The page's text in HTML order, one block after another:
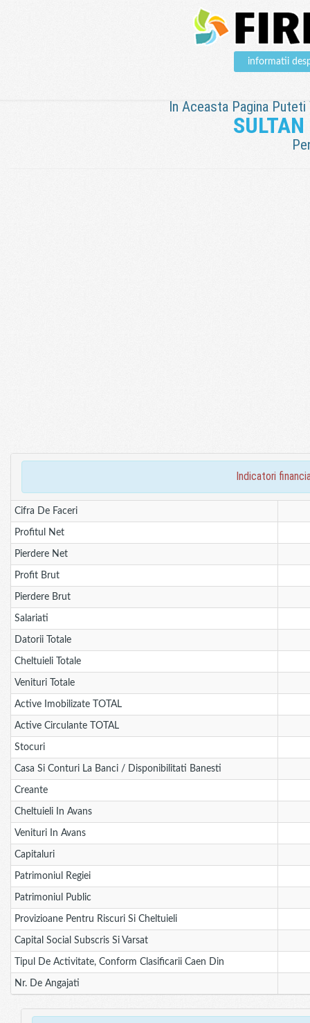
informatii
In Aceasta Pagina
indicatori
Cifra De Faceri
Profitul Net
Pierdere Net
Profit Brut
Pierdere Brut
Salariati
Datorii Totale
Cheltuieli Totale
Venituri Totale
Active Imobilizate TOTAL
Active Circulante TOTAL
Stocuri
Casa Si Conturi La Banci / Disponibilitati Banesti
Creante
Cheltuieli In Avans
Venituri In Avans
Capitaluri
Patrimoniul Regiei
Patrimoniul Public
Provizioane Pentru Riscuri Si Cheltuieli
Capital Social Subscris Si Varsat
Tipul De Activitate, Conform Clasificarii Caen Din
Nr. De Angajati